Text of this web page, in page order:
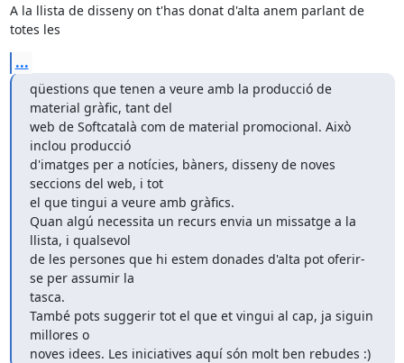
A la llista de disseny on t'has donat d'alta anem parlant de
totes les
...
qüestions que tenen a veure amb la producció de
material gràfic, tant del
web de Softcatalà com de material promocional. Això
inclou producció
d'imatges per a notícies, bàners, disseny de noves
seccions del web, i tot
el que tingui a veure amb gràfics.
Quan algú necessita un recurs envia un missatge a la
llista, i qualsevol
de les persones que hi estem donades d'alta pot oferir-
se per assumir la
tasca.
També pots suggerir tot el que et vingui al cap, ja siguin
millores o
noves idees. Les iniciatives aquí són molt ben rebudes :)